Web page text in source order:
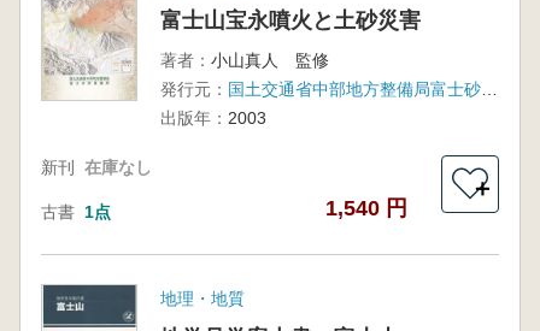
富士山宝永噴火と土砂災害
著者： 小山真人 監修
発行元：
国土交通省中部地方整備局富士砂防事務所
出版年： 2003
新刊 在庫なし
古書 1点 1,540 円
＋
地理・地質